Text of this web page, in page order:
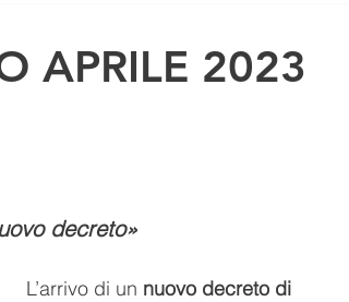
APRILE 2023
decreto»
L’arrivo di un nuovo decreto di